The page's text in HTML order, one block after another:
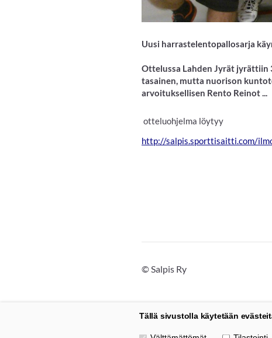
Uusi harrastelentopallosarja
Ottelussa Lahden Jyrät jyrättiin
tasainen, mutta nuorison
arvoituksellisen Rento Reinot ...
otteluohjelma löytyy
http://salpis.sporttisaitti.com/
©Salpis Ry
Tällä sivustolla käytetään
Valitse käytettävät evästeet